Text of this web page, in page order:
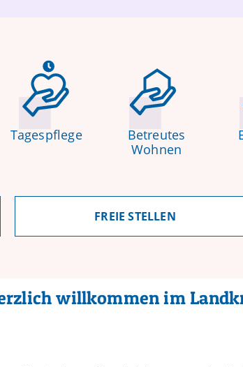
Tagespflege
Betreutes
Wohnen
FREIE STELLEN
willkommen im